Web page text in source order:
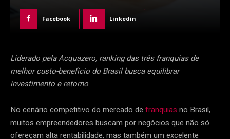
Facebook Linkedin
Liderado pela Acquazero, ranking das três franquias de
melhor custo-benefício do Brasil busca equilibrar
investimento e retorno
No cenário competitivo do mercado de franquias no Brasil,
muitos empreendedores buscam por negócios que não só
ofereçam alta rentabilidade, mas também um excelente